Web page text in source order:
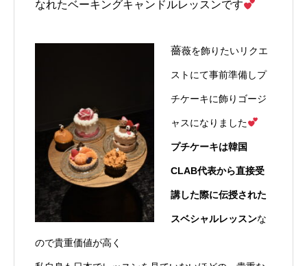
なれたベーキングキャンドルレッスンです
薔薇を飾りたいリクエ
ストにて事前準備しプ
チケーキに飾りゴージ
ャスになりました
プチケーキは韓国
CLAB代表から直接受
講した際に伝授された
スベシャルレッスンな
ので貴重価値が高く